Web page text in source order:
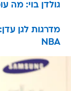
גולדן בוי: מה
מדרגות לגן
NBA